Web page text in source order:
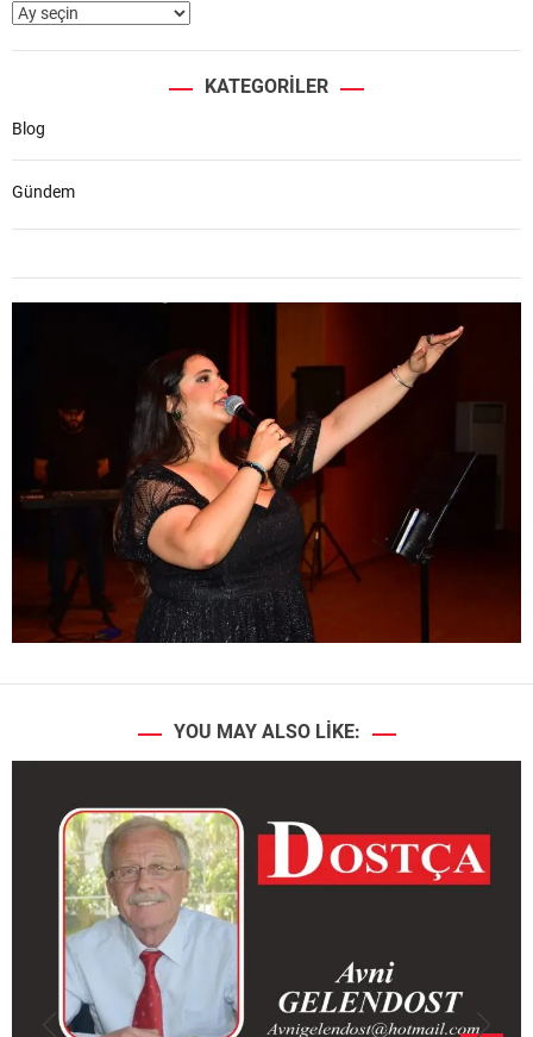
KATEGORILER
Blog
Gündem
YOU MAY ALSO LIKE: